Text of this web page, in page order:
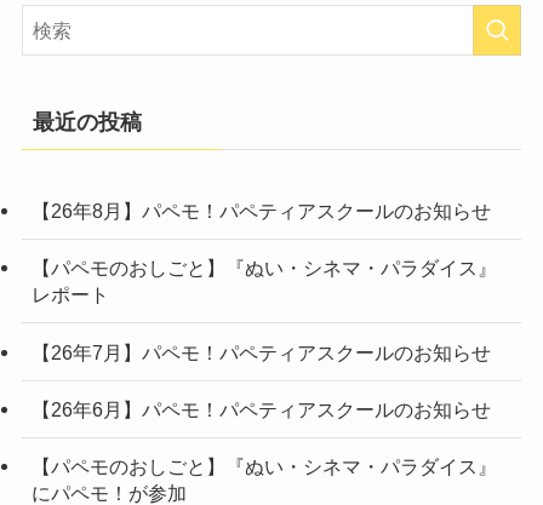
最近の投稿
【26年8月】パペモ！パペティアスクールのお知らせ
【パペモのおしごと】『ぬい・シネマ・パラダイス』
レポート
【26年7月】パペモ！パペティアスクールのお知らせ
【26年6月】パペモ！パペティアスクールのお知らせ
【パペモのおしごと】『ぬい・シネマ・パラダイス』
にパペモ！が参加